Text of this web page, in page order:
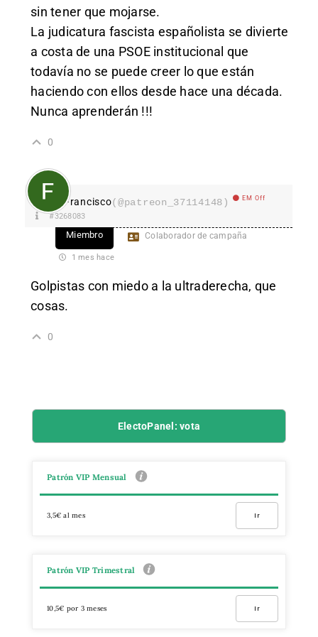
sin tener que mojarse.
La judicatura fascista españolista se divierte
a costa de una PSOE institucional que
todavía no se puede creer lo que están
haciendo con ellos desde hace una década.
Nunca aprenderán !!!
0
Francisco(@patreon_37114148) EM Off
#3268083
Miembro Colaborador de campaña
1 mes hace
Golpistas con miedo a la ultraderecha, que
cosas.
0
ElectoPanel: vota
Patrón VIP Mensual
3,5€ al mes Ir
Patrón VIP Trimestral
10,5€ por 3 meses Ir